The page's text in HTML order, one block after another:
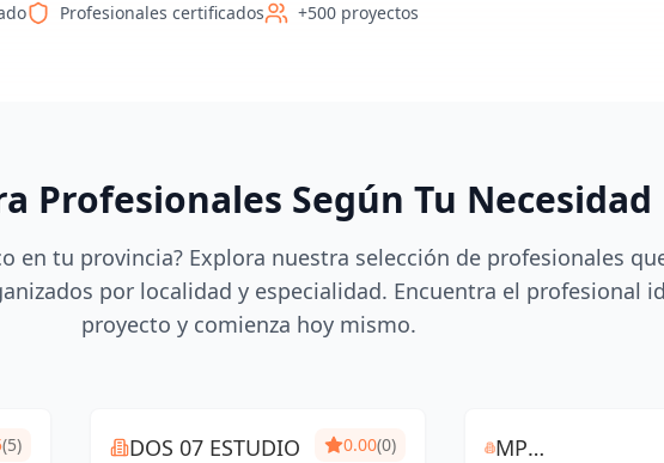
Profesionales certificados +500 proyectos
Profesionales Según Tu Necesidad
en tu provincia? Explora nuestra selección de profesionales
por localidad y especialidad. Encuentra el profesional
proyecto y comienza hoy mismo.
(5) DOS 07 ESTUDIO 0.00(0)
MP